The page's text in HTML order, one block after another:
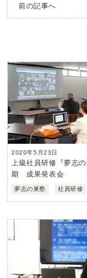
前の記事へ
2020年5月23日
上級社員研修『夢志
期 成果発表会
夢志の巣塾 社員研修